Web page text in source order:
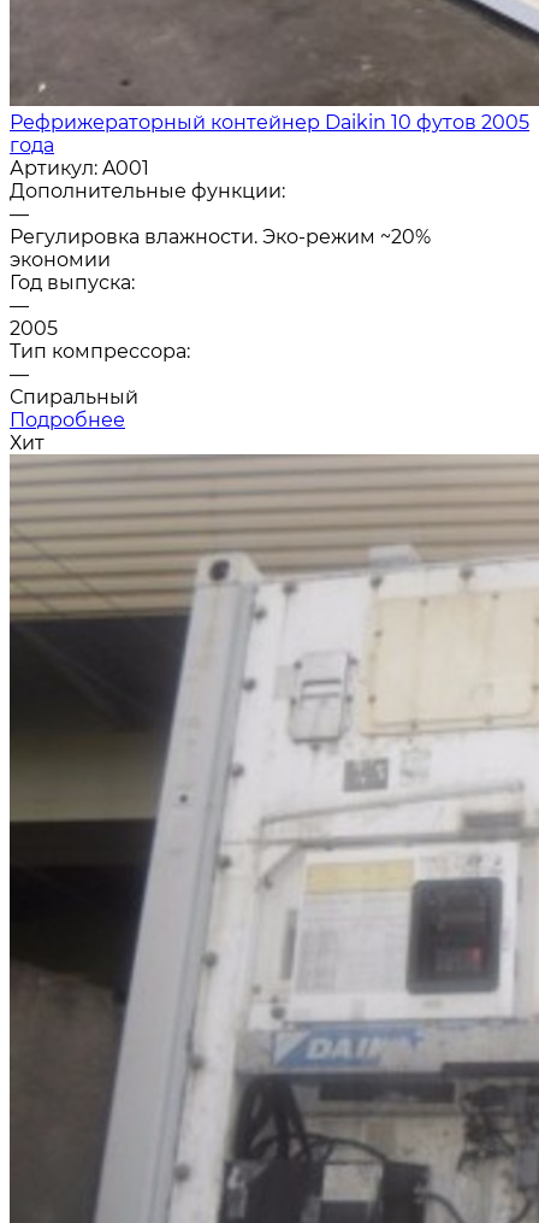
Рефрижераторный контейнер Daikin 10 футов 2005
года
Артикул: A001
Дополнительные функции:
—
Регулировка влажности. Эко-режим ~20%
экономии
Год выпуска:
—
2005
Тип компрессора:
—
Спиральный
Подробнее
Хит